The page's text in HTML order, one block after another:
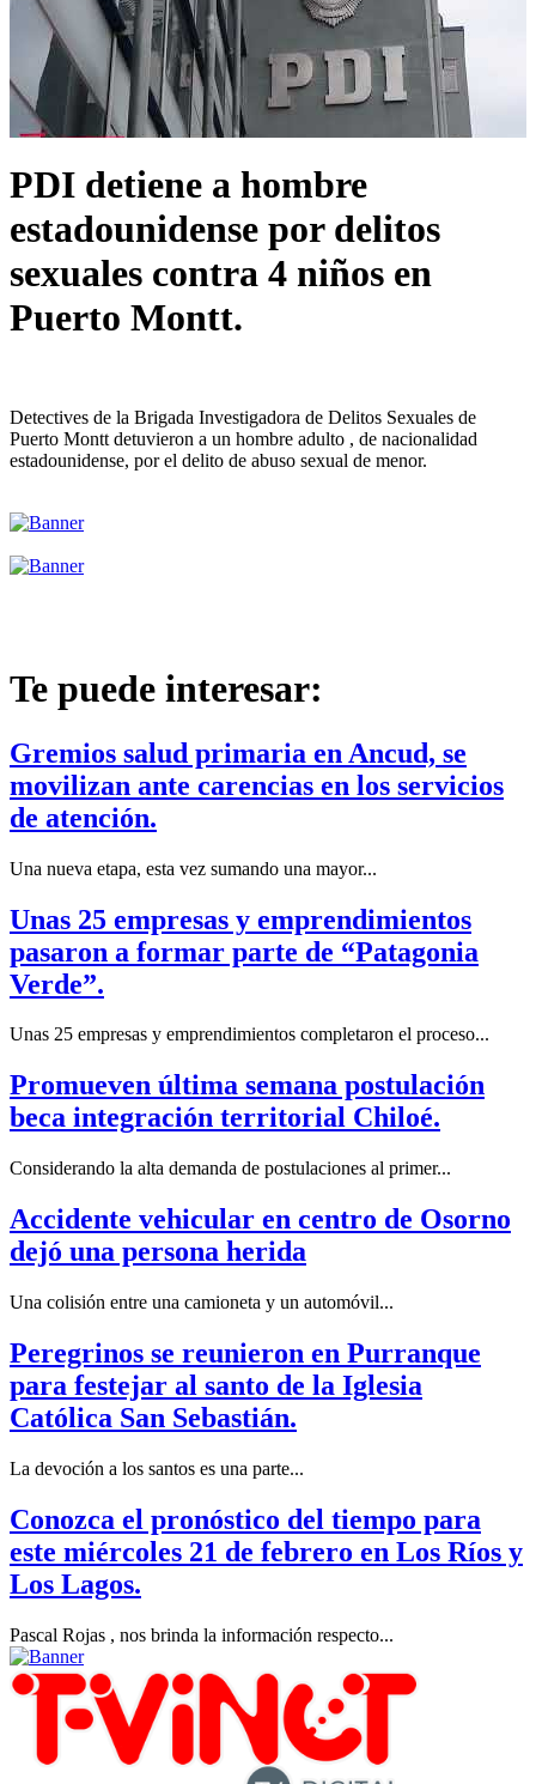
PDI detiene a hombre
estadounidense por delitos
sexuales contra 4 niños en
Puerto Montt.
Detectives de la Brigada Investigadora de Delitos Sexuales de
Puerto Montt detuvieron a un hombre adulto , de nacionalidad
estadounidense, por el delito de abuso sexual de menor.
Te puede interesar:
Gremios salud primaria en Ancud, se
movilizan ante carencias en los servicios
de atención.
Una nueva etapa, esta vez sumando una mayor...
Unas 25 empresas y emprendimientos
pasaron a formar parte de “Patagonia
Verde”.
Unas 25 empresas y emprendimientos completaron el proceso...
Promueven última semana postulación
beca integración territorial Chiloé.
Considerando la alta demanda de postulaciones al primer...
Accidente vehicular en centro de Osorno
dejó una persona herida
Una colisión entre una camioneta y un automóvil...
Peregrinos se reunieron en Purranque
para festejar al santo de la Iglesia
Católica San Sebastián.
La devoción a los santos es una parte...
Conozca el pronóstico del tiempo para
este miércoles 21 de febrero en Los Ríos y
Los Lagos.
Pascal Rojas , nos brinda la información respecto...